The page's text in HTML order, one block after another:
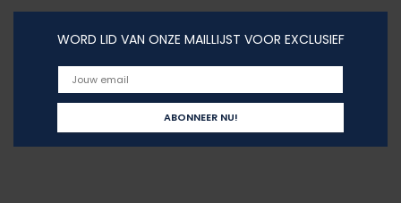
WORD LID VAN ONZE MAILLIJST VOOR EXCLUSIEF